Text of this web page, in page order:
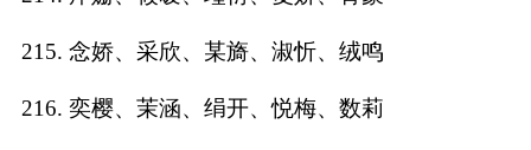
215. 念娇、采欣、某旖、淑忻、绒鸣
216. 奕樱、茉涵、绢开、悦梅、数莉